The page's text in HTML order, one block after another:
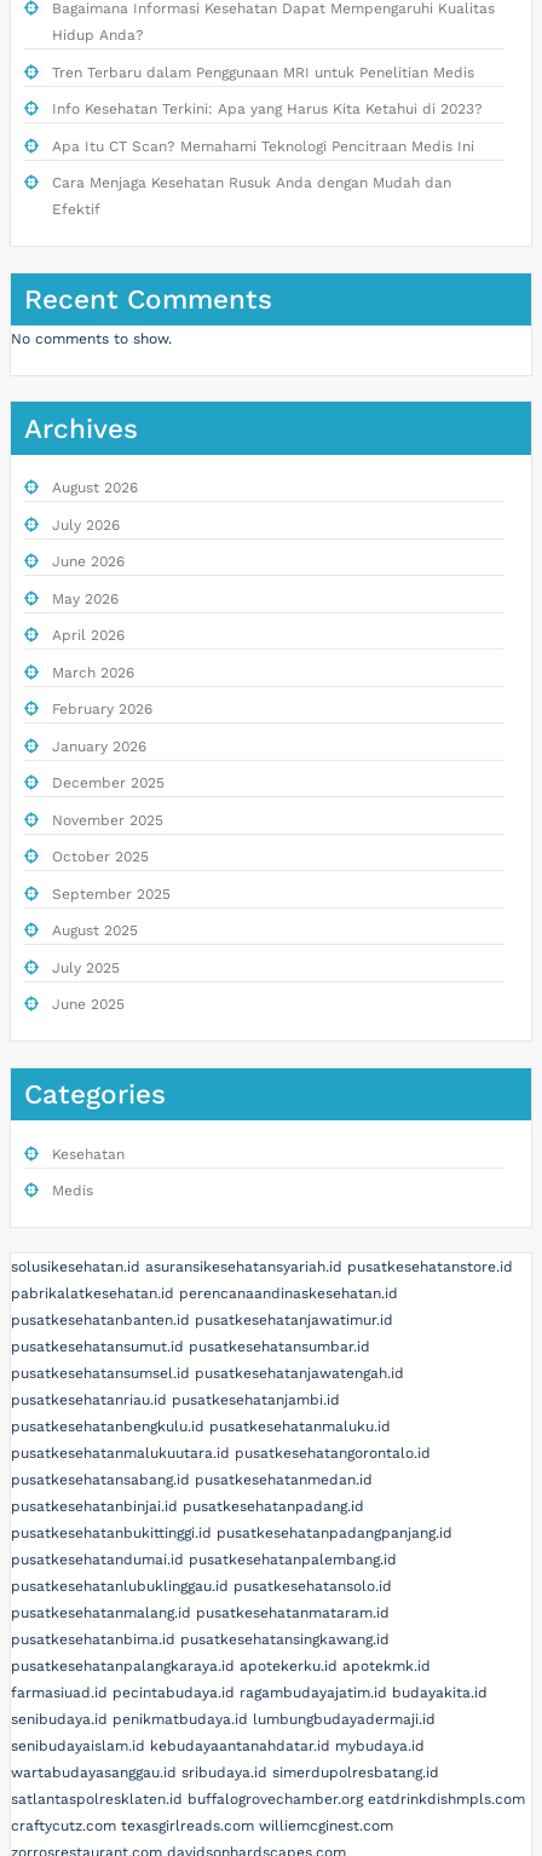
Bagaimana Informasi Kesehatan Dapat Mempengaruhi Kualitas
Hidup Anda?
Tren Terbaru dalam Penggunaan MRI untuk Penelitian Medis
Info Kesehatan Terkini: Apa yang Harus Kita Ketahui di 2023?
Apa Itu CT Scan? Memahami Teknologi Pencitraan Medis Ini
Cara Menjaga Kesehatan Rusuk Anda dengan Mudah dan
Efektif
Recent Comments
No comments to show.
Archives
August 2026
July 2026
June 2026
May 2026
April 2026
March 2026
February 2026
January 2026
December 2025
November 2025
October 2025
September 2025
August 2025
July 2025
June 2025
Categories
Kesehatan
Medis
solusikesehatan.id asuransikesehatansyariah.id pusatkesehatanstore.id
pabrikalatkesehatan.id perencanaandinaskesehatan.id
pusatkesehatanbanten.id pusatkesehatanjawatimur.id
pusatkesehatansumut.id pusatkesehatansumbar.id
pusatkesehatansumsel.id pusatkesehatanjawatengah.id
pusatkesehatanriau.id pusatkesehatanjambi.id
pusatkesehatanbengkulu.id pusatkesehatanmaluku.id
pusatkesehatanmalukuutara.id pusatkesehatangorontalo.id
pusatkesehatansabang.id pusatkesehatanmedan.id
pusatkesehatanbinjai.id pusatkesehatanpadang.id
pusatkesehatanbukittinggi.id pusatkesehatanpadangpanjang.id
pusatkesehatandumai.id pusatkesehatanpalembang.id
pusatkesehatanlubuklinggau.id pusatkesehatansolo.id
pusatkesehatanmalang.id pusatkesehatanmataram.id
pusatkesehatanbima.id pusatkesehatansingkawang.id
pusatkesehatanpalangkaraya.id apotekerku.id apotekmk.id
farmasiuad.id pecintabudaya.id ragambudayajatim.id budayakita.id
senibudaya.id penikmatbudaya.id lumbungbudayadermaji.id
senibudayaislam.id kebudayaantanahdatar.id mybudaya.id
wartabudayasanggau.id sribudaya.id simerdupolresbatang.id
satlantaspolresklaten.id buffalogrovechamber.org eatdrinkdishmpls.com
craftycutz.com texasgirlreads.com williemcginest.com